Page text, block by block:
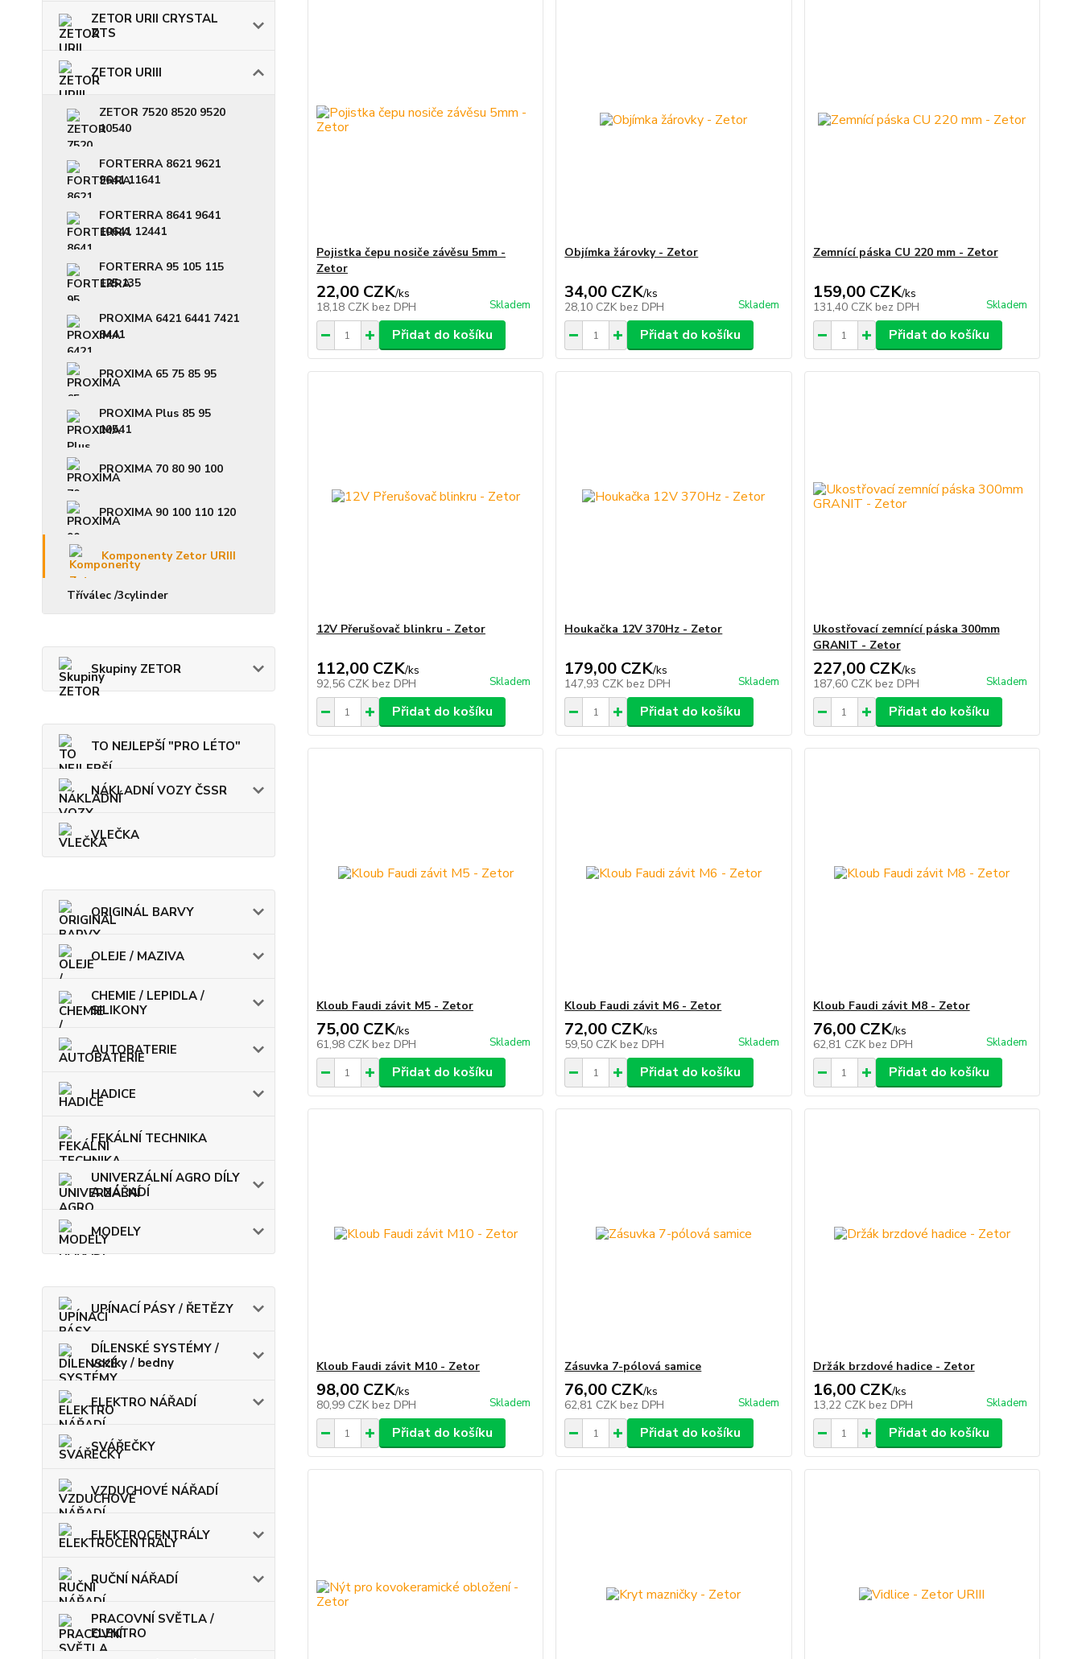
ZETOR URII CRYSTAL
ZTS
ZETOR URIII
ZETOR 7520 8520 9520
10540
FORTERRA 8621 9621
9641 11641
FORTERRA 8641 9641
10641 12441
FORTERRA 95 105 115
125 135
PROXIMA 6421 6441 7421
8441
PROXIMA 65 75 85 95
PROXIMA Plus 85 95
10541
PROXIMA 70 80 90 100
PROXIMA 90 100 110 120
Komponenty Zetor URIII
Tříválec /3cylinder
Skupiny ZETOR
TO NEJLEPŠÍ "PRO LÉTO"
NÁKLADNÍ VOZY ČSSR
VLEČKA
ORIGINÁL BARVY
OLEJE / MAZIVA
CHEMIE / LEPIDLA /
SILIKONY
AUTOBATERIE
HADICE
FEKÁLNÍ TECHNIKA
UNIVERZÁLNÍ AGRO DÍLY
A NÁŘADÍ
MODELY
UPÍNACÍ PÁSY / ŘETĚZY
DÍLENSKÉ SYSTÉMY /
vozíky / bedny
ELEKTRO NÁŘADÍ
SVÁŘEČKY
VZDUCHOVÉ NÁŘADÍ
ELEKTROCENTRÁLY
RUČNÍ NÁŘADÍ
PRACOVNÍ SVĚTLA /
ELEKTRO
Pojistka čepu nosiče závěsu 5mm -
Zetor
22,00 CZK/ks
18,18 CZK bez DPH Skladem
Přidat do košíku
Objímka žárovky - Zetor
34,00 CZK/ks
28,10 CZK bez DPH Skladem
Přidat do košíku
Zemnící páska CU 220 mm - Zetor
159,00 CZK/ks
131,40 CZK bez DPH Skladem
Přidat do košíku
12V Přerušovač blinkru - Zetor
112,00 CZK/ks
92,56 CZK bez DPH Skladem
Přidat do košíku
Houkačka 12V 370Hz - Zetor
179,00 CZK/ks
147,93 CZK bez DPH Skladem
Přidat do košíku
Ukostřovací zemnící páska 300mm
GRANIT - Zetor
227,00 CZK/ks
187,60 CZK bez DPH Skladem
Přidat do košíku
Kloub Faudi závit M5 - Zetor
75,00 CZK/ks
61,98 CZK bez DPH Skladem
Přidat do košíku
Kloub Faudi závit M6 - Zetor
72,00 CZK/ks
59,50 CZK bez DPH Skladem
Přidat do košíku
Kloub Faudi závit M8 - Zetor
76,00 CZK/ks
62,81 CZK bez DPH Skladem
Přidat do košíku
Kloub Faudi závit M10 - Zetor
98,00 CZK/ks
80,99 CZK bez DPH Skladem
Přidat do košíku
Zásuvka 7-pólová samice
76,00 CZK/ks
62,81 CZK bez DPH Skladem
Přidat do košíku
Držák brzdové hadice - Zetor
16,00 CZK/ks
13,22 CZK bez DPH Skladem
Přidat do košíku